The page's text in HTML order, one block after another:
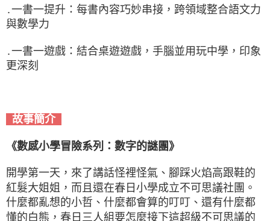
․一書一提升：每書內容巧妙串接，跨領域整合語文力
與數學力
․一書一遊戲：結合桌遊遊戲，手腦並用玩中學，印象
更深刻
故事簡介
《數感小學冒險系列：數字的謎團》
開學第一天，來了講話怪裡怪氣、腳踩火焰高跟鞋的
紅髮大姐姐，而且還在春日小學成立不可思議社團。
什麼都亂想的小哲、什麼都會算的叮叮、還有什麼都
懂的白熊，春日三人組要怎麼接下這超級不可思議的